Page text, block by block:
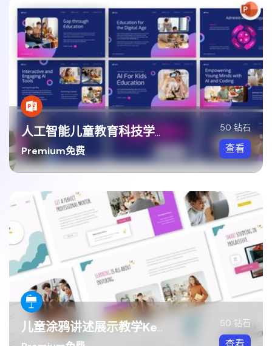
人工智能儿童教育科技学习方案PPT模板
Premium免费
50 钻石
查看
儿童涂鸦讲述展示教学Keynote模板
50 钻石